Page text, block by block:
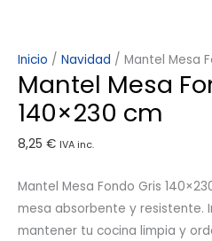
Inicio / Navidad / Mantel Mesa
Mantel Mesa
140×230 cm
8,25 € IVA inc.
Mantel Mesa Fondo Gris
mesa absorbente y resistente.
mantener tu cocina limpia y